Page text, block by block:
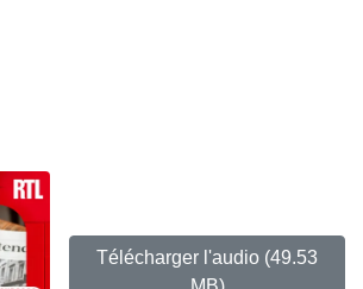
Télécharger l'audio (49.53